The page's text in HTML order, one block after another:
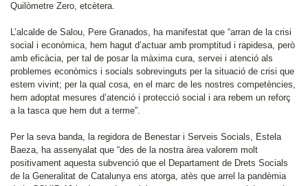
Quilòmetre Zero, etcètera.
L’alcalde de Salou, Pere Granados, ha manifestat que “arran de la crisi
social i econòmica, hem hagut d’actuar amb promptitud i rapidesa, però
amb eficàcia, per tal de posar la màxima cura, servei i atenció als
problemes econòmics i socials sobrevinguts per la situació de crisi que
estem vivint; per la qual cosa, en el marc de les nostres competències,
hem adoptat mesures d’atenció i protecció social i ara rebem un reforç
a la tasca que hem dut a terme”.
Per la seva banda, la regidora de Benestar i Serveis Socials, Estela
Baeza, ha assenyalat que “des de la nostra àrea valorem molt
positivament aquesta subvenció que el Departament de Drets Socials
de la Generalitat de Catalunya ens atorga, atès que arrel la pandèmia